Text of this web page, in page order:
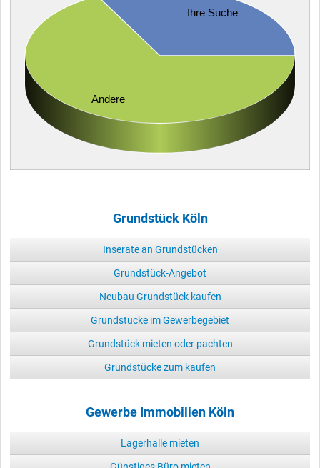
Andere
Ihre Suche
Grundstück Köln
Inserate an Grundstücken
Grundstück-Angebot
Neubau Grundstück kaufen
Grundstücke im Gewerbegebiet
Grundstück mieten oder pachten
Grundstücke zum kaufen
Gewerbe Immobilien Köln
Lagerhalle mieten